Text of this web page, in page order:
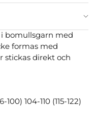
bomullsgarn med
formas med
stickas direkt och
104-110 (115-122)